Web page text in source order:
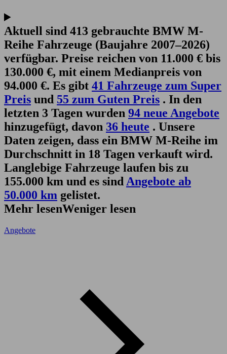
Aktuell sind 413 gebrauchte BMW M-
Reihe Fahrzeuge (Baujahre 2007–2026)
verfügbar. Preise reichen von 11.000 € bis
130.000 €, mit einem Medianpreis von
94.000 €. Es gibt 41 Fahrzeuge zum Super
Preis und 55 zum Guten Preis . In den
letzten 3 Tagen wurden 94 neue Angebote
hinzugefügt, davon 36 heute . Unsere
Daten zeigen, dass ein BMW M-Reihe im
Durchschnitt in 18 Tagen verkauft wird.
Langlebige Fahrzeuge laufen bis zu
155.000 km und es sind Angebote ab
50.000 km gelistet.
Mehr lesenWeniger lesen
Angebote